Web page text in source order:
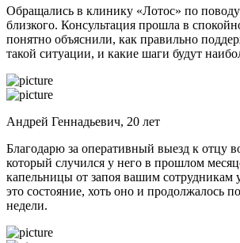
Обращались в клинику «Лотос» по
близкого. Консультация прошла в
понятно объяснили, как правильно
такой ситуации, и какие шаги будут
Андрей Геннадьевич, 20 лет
Благодарю за оперативный выезд к отцу
который случился у него в прошлом
капельницы от запоя вашим сотрудникам
это состояние, хоть оно и продолжалось
недели.